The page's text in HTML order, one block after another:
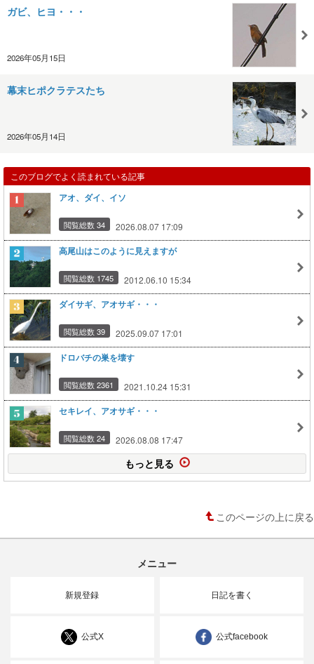
ガビ、ヒヨ・・・
2026年05月15日
幕末ヒポクラテスたち
2026年05月14日
このブログでよく読まれている記事
アオ、ダイ、イソ
閲覧総数 34 2026.08.07 17:09
高尾山はこのように見えますが
閲覧総数 1745 2012.06.10 15:34
ダイサギ、アオサギ・・・
閲覧総数 39 2025.09.07 17:01
ドロバチの巣を壊す
閲覧総数 2361 2021.10.24 15:31
セキレイ、アオサギ・・・
閲覧総数 24 2026.08.08 17:47
もっと見る
このページの上に戻る
メニュー
新規登録 日記を書く
公式X 公式facebook